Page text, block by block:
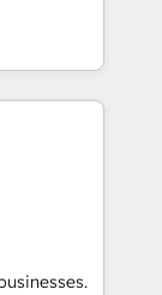
a
ROI and
sets your
your
que la
web,
de
pilotage
🚀